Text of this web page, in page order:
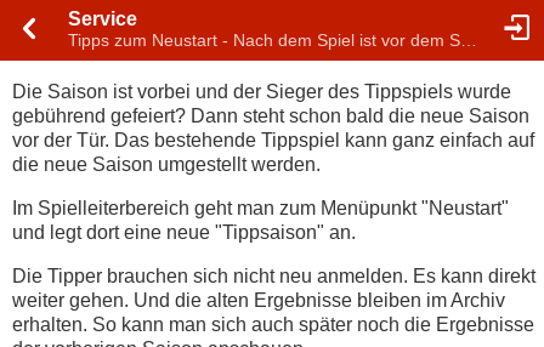
Service
Die Saison ist vorbei und der Sieger des Tippspiels wurde
gebührend gefeiert? Dann steht schon bald die neue Saison
vor der Tür. Das bestehende Tippspiel kann ganz einfach auf
die neue Saison umgestellt werden.
Im Spielleiterbereich geht man zum Menüpunkt "Neustart"
und legt dort eine neue "Tippsaison" an.
Die Tipper brauchen sich nicht neu anmelden. Es kann direkt
weiter gehen. Und die alten Ergebnisse bleiben im Archiv
erhalten. So kann man sich auch später noch die Ergebnisse